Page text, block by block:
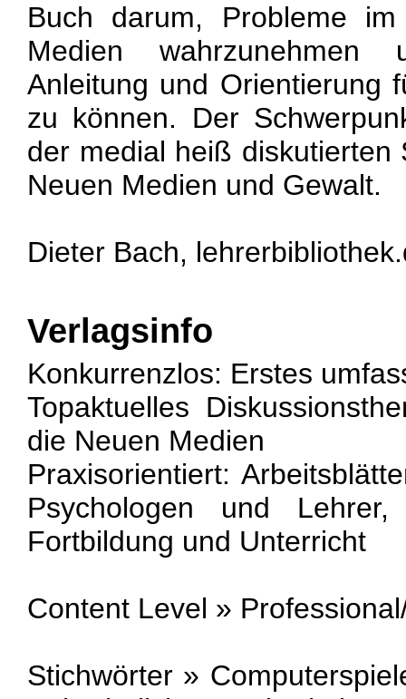
Buch darum, Probleme
Medien
Anleitung und Orientierung
zu können. Der
der medial heiß diskutierten
Neuen Medien und Gewalt.
Dieter Bach,
Verlagsinfo
Konkurrenzlos: Erstes
Topaktuelles
die Neuen Medien
Praxisorientiert:
Psychologen und
Fortbildung und Unterricht
Content Level »
Stichwörter »